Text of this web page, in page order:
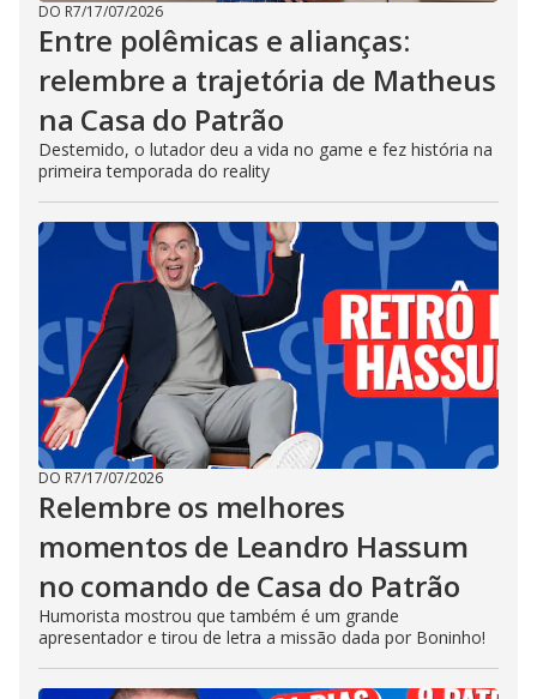
DO R7/17/07/2026
Entre polêmicas e alianças:
relembre a trajetória de Matheus
na Casa do Patrão
Destemido, o lutador deu a vida no game e fez história na
primeira temporada do reality
DO R7/17/07/2026
Relembre os melhores
momentos de Leandro Hassum
no comando de Casa do Patrão
Humorista mostrou que também é um grande
apresentador e tirou de letra a missão dada por Boninho!